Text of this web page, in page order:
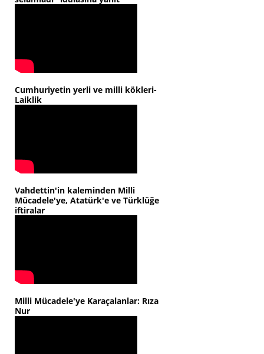
Cumhuriyetin yerli ve milli kökleri-
Laiklik
Vahdettin'in kaleminden Milli
Mücadele'ye, Atatürk'e ve Türklüğe
iftiralar
Milli Mücadele'ye Karaçalanlar: Rıza
Nur